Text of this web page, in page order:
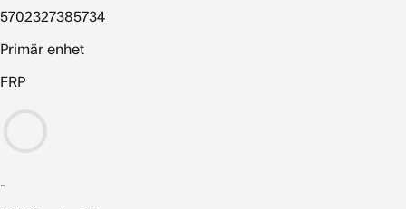
5702327385734
Primär enhet
FRP
-